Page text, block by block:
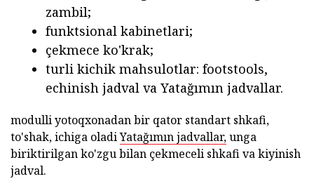
zambil;
funktsional kabinetlari;
çekmece ko'krak;
turli kichik mahsulotlar: footstools,
echinish jadval va Yatağımın jadvallar.
modulli yotoqxonadan bir qator standart shkafi,
to'shak, ichiga oladiYatağımın jadvallar,unga
biriktirilgan ko'zgu bilan çekmeceli shkafi va kiyinish
jadval.